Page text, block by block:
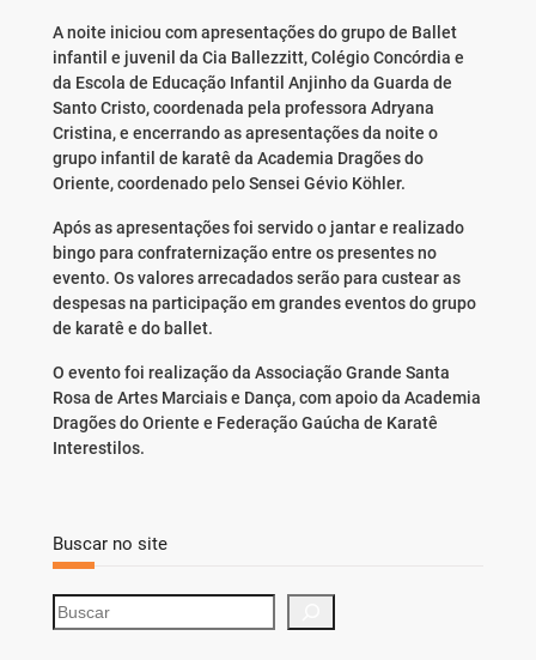
A noite iniciou com apresentações do grupo de Ballet
infantil e juvenil da Cia Ballezzitt, Colégio Concórdia e
da Escola de Educação Infantil Anjinho da Guarda de
Santo Cristo, coordenada pela professora Adryana
Cristina, e encerrando as apresentações da noite o
grupo infantil de karatê da Academia Dragões do
Oriente, coordenado pelo Sensei Gévio Köhler.
Após as apresentações foi servido o jantar e realizado
bingo para confraternização entre os presentes no
evento. Os valores arrecadados serão para custear as
despesas na participação em grandes eventos do grupo
de karatê e do ballet.
O evento foi realização da Associação Grande Santa
Rosa de Artes Marciais e Dança, com apoio da Academia
Dragões do Oriente e Federação Gaúcha de Karatê
Interestilos.
Buscar no site
S
e